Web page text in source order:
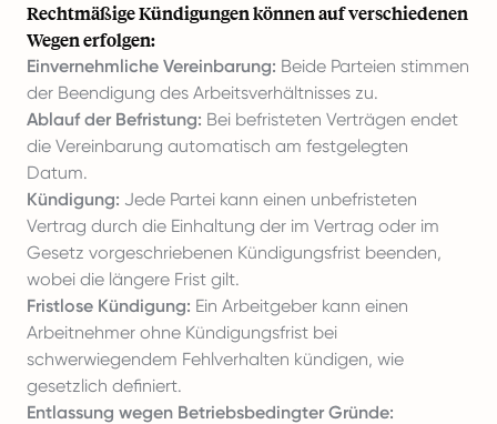
Rechtmäßige Kündigungen können auf verschiedenen
Wegen erfolgen:
Einvernehmliche Vereinbarung: Beide Parteien stimmen
der Beendigung des Arbeitsverhältnisses zu.
Ablauf der Befristung: Bei befristeten Verträgen endet
die Vereinbarung automatisch am festgelegten
Datum.
Kündigung: Jede Partei kann einen unbefristeten
Vertrag durch die Einhaltung der im Vertrag oder im
Gesetz vorgeschriebenen Kündigungsfrist beenden,
wobei die längere Frist gilt.
Fristlose Kündigung: Ein Arbeitgeber kann einen
Arbeitnehmer ohne Kündigungsfrist bei
schwerwiegendem Fehlverhalten kündigen, wie
gesetzlich definiert.
Entlassung wegen Betriebsbedingter Gründe: